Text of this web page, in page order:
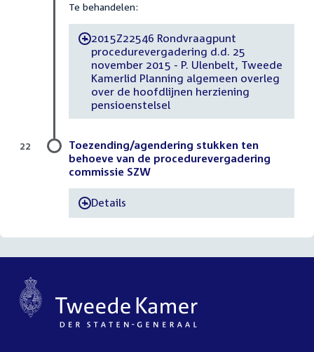
Te behandelen:
-2015Z22546 Rondvraagpunt
procedurevergadering d.d. 25
november 2015 - P. Ulenbelt, Tweede
Kamerlid Planning algemeen overleg
over de hoofdlijnen herziening
pensioenstelsel
Toezending/agendering stukken ten
behoeve van de procedurevergadering
commissie SZW
-Details
22